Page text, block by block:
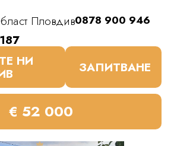
Пловдив0878 900 946
НИ
ЗАПИТВАНЕ
€ 52 000